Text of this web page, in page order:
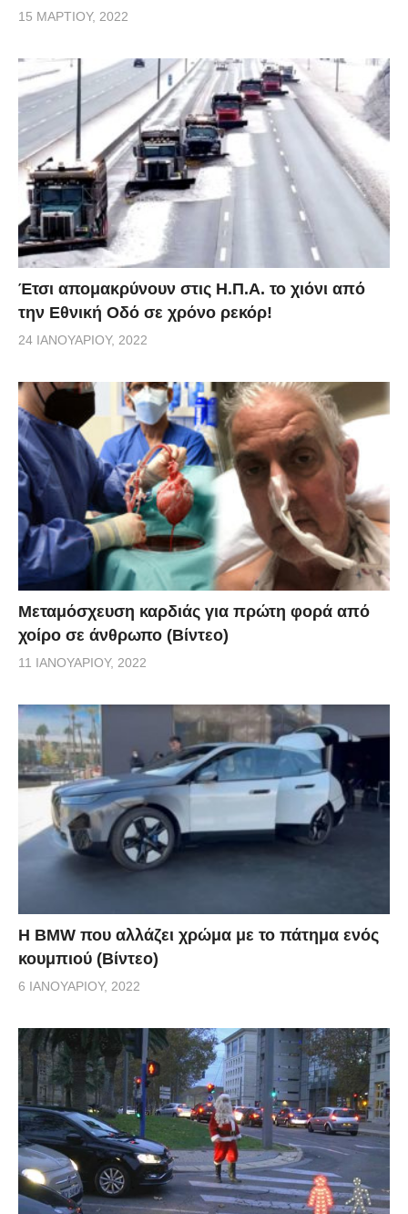
15 ΜΑΡΤΊΟΥ, 2022
Έτσι απομακρύνουν στις Η.Π.Α. το χιόνι από
την Εθνική Οδό σε χρόνο ρεκόρ!
24 ΙΑΝΟΥΑΡΊΟΥ, 2022
Μεταμόσχευση καρδιάς για πρώτη φορά από
χοίρο σε άνθρωπο (Βίντεο)
11 ΙΑΝΟΥΑΡΊΟΥ, 2022
Η BMW που αλλάζει χρώμα με το πάτημα ενός
κουμπιού (Βίντεο)
6 ΙΑΝΟΥΑΡΊΟΥ, 2022